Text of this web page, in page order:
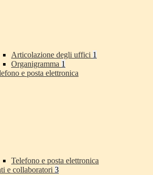
Articolazione degli uffici 1
Organigramma 1
e posta elettronica
Telefono e posta elettronica
e collaboratori 3